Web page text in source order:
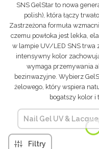
SNS GelStar to nowa
polish), która łączy
Zastrzeżona formuła
czemu powłoka jest lekka,
w lampie UV/LED SNS trwa
intensywny kolor
wymaga przemywania
bezinwazyjne. Wybierz
żelowego, który wspiera
bogatszy kolor i
Nail Gel UV &
Filtry